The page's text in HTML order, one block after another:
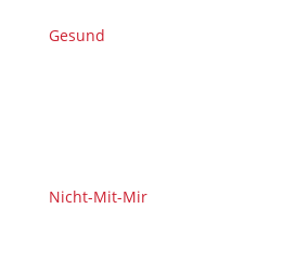
Gesund
Nicht-Mit-Mir